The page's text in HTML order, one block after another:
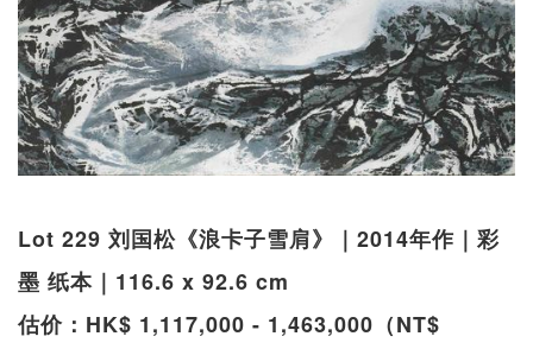
Lot 229 刘国松《浪卡子雪肩》｜2014年作｜彩
墨 纸本｜116.6 x 92.6 cm
估价：HK$ 1,117,000 - 1,463,000（NT$